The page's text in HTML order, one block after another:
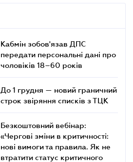
Кабмін зобов'язав ДПС
передати персональні дані про
чоловіків 18–60 років
До 1 грудня — новий граничний
строк звіряння списків з ТЦК
Безкоштовний вебінар:
«Чергові зміни в критичності:
нові вимоги та правила. Як не
втратити статус критичного